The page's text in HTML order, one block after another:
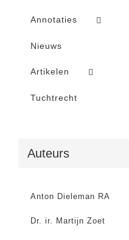
Annotaties
Nieuws
Artikelen
Tuchtrecht
Auteurs
Anton Dieleman RA
Dr. ir. Martijn Zoet